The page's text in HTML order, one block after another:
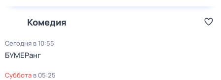
Комедия
Сегодня в 10:55
БУМЕРанг
суббота в 05:25